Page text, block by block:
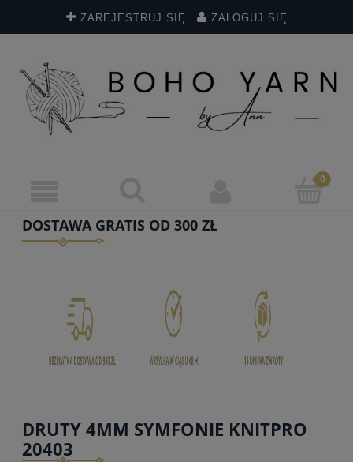
ZAREJESTRUJ SIĘ ZALOGUJ SIĘ
DOSTAWA GRATIS OD 300 ZŁ
DRUTY 4MM SYMFONIE KNITPRO
20403